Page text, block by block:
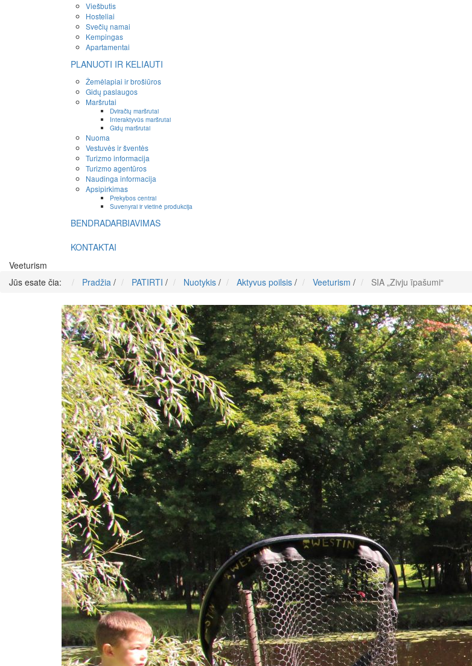
Viešbutis
Hosteliai
Svečių namai
Kempingas
Apartamentai
PLANUOTI IR KELIAUTI
Žemėlapiai ir brošiūros
Gidų paslaugos
Maršrutai
Dviračių maršrutai
Interaktyvūs maršrutai
Gidų maršrutai
Nuoma
Vestuvės ir šventės
Turizmo informacija
Turizmo agentūros
Naudinga informacija
Apsipirkimas
Prekybos centrai
Suvenyrai ir vietinė produkcija
BENDRADARBIAVIMAS
KONTAKTAI
Veeturism
Jūs esate čia:
Pradžia / PATIRTI / Nuotykis / Aktyvus poilsis / Veeturism / SIA „Zivju īpašumi“